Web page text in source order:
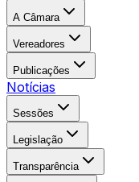
A Câmara
Vereadores
Publicações
Notícias
Sessões
Legislação
Transparência